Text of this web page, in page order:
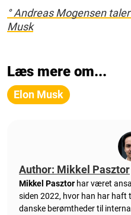
° Andreas Mogensen
Musk
Læs mere om...
Elon Musk
Author: Mikkel Pasztor
Mikkel Pasztor har været
siden 2022, hvor han har haft
danske berømtheder til